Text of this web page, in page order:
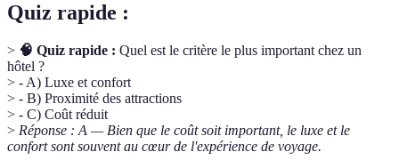
Quiz rapide :
> 🧠 Quiz rapide : Quel est le critère le plus important chez un
hôtel ?
> - A) Luxe et confort
> - B) Proximité des attractions
> - C) Coût réduit
> Réponse : A — Bien que le coût soit important, le luxe et le
confort sont souvent au cœur de l'expérience de voyage.